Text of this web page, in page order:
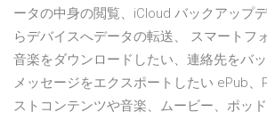
ータの中身の閲覧、iCloud バックアップ
らデバイスへデータの転送、 スマートフ
音楽をダウンロードしたい、連絡先をバッ
メッセージをエクスポートしたい ePub、
ストコンテンツや音楽、ムービー、ポッ